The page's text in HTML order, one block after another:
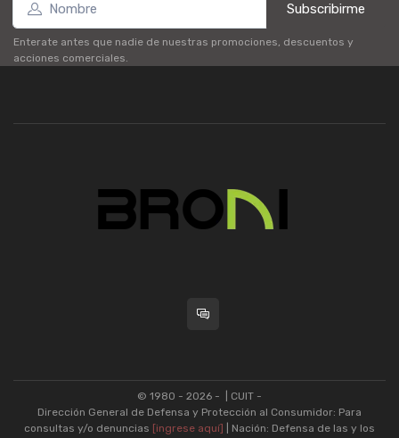
Subscribirme
Enterate antes que nadie de nuestras promociones, descuentos y
acciones comerciales.
© 1980 - 2026 -
| CUIT -
Dirección General de Defensa y Protección al Consumidor: Para
consultas y/o denuncias [ingrese aquí] | Nación: Defensa de las y los